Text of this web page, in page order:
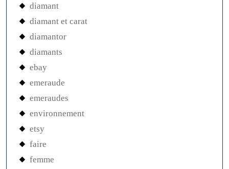
diamant
diamant et carat
diamantor
diamants
ebay
emeraude
emeraudes
environnement
etsy
faire
femme